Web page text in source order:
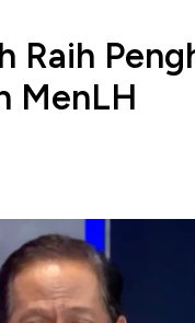
Raih
MenLH